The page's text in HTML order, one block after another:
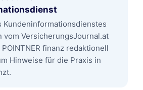
Kundeninformationsdienstes
vom VersicherungsJournal.at
finanz redaktionell
Hinweise für die Praxis in